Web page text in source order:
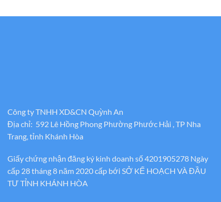
Công ty TNHH XD&CN Quỳnh An
Địa chỉ: 592 Lê Hồng Phong Phường Phước Hải , TP Nha
Trang, tỉnh Khánh Hòa
Giấy chứng nhận đăng ký kinh doanh số 4201905278 Ngày
cấp 28 tháng 8 năm 2020 cấp bới SỞ KẾ HOẠCH VÀ ĐẦU
TƯ TỈNH KHÁNH HÒA